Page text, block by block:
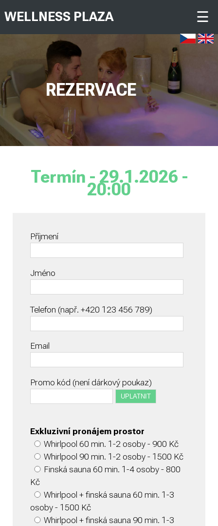
WELLNESS PLAZA ☰
REZERVACE
Termín - 29.1.2026 -
20:00
Příjmení
Jméno
Telefon (např. +420 123 456 789)
Email
Promo kód (není dárkový poukaz)
Exkluzivní pronájem prostor
Whirlpool 60 min. 1-2 osoby - 900 Kč
Whirlpool 90 min. 1-2 osoby - 1500 Kč
Finská sauna 60 min. 1-4 osoby - 800
Kč
Whirlpool + finská sauna 60 min. 1-3
osoby - 1500 Kč
Whirlpool + finská sauna 90 min. 1-3